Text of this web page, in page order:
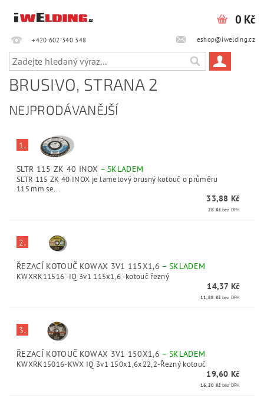
+420 602 340 348‎‎ eshop@iwelding.cz
0 Kč
BRUSIVO, STRANA 2
NEJPRODÁVANĚJŠÍ
1.
SLTR 115 ZK 40 INOX –SKLADEM
SLTR 115 ZK 40 INOX je lamelový brusný kotouč o průměru
115 mm se...
33,88 Kč
28 Kč bez DPH
2.
ŘEZACÍ KOTOUČ KOWAX 3V1 115X1,6 –SKLADEM
KWXRK11516 -IQ 3v1 115x1,6 -kotouč řezný
14,37 Kč
11,88 Kč bez DPH
3.
ŘEZACÍ KOTOUČ KOWAX 3V1 150X1,6 –SKLADEM
KWXRK15016-KWX IQ 3v1 150x1,6x22,2-Řezný kotouč
19,60 Kč
16,20 Kč bez DPH